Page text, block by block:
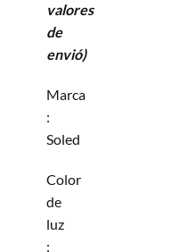
valores
de
envió)
Marca
:
Soled
Color
de
luz
: